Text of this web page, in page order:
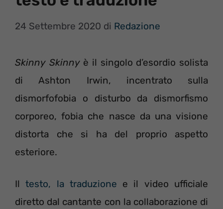
24 Settembre 2020 di Redazione
Skinny Skinnyè il singolo d’esordio solista
di Ashton Irwin, incentrato sulla
dismorfofobia o disturbo da dismorfismo
corporeo, fobia che nasce da una visione
distorta che si ha del proprio aspetto
esteriore.
Iltesto, la traduzione e il video ufficiale
diretto dal cantante con la collaborazione di